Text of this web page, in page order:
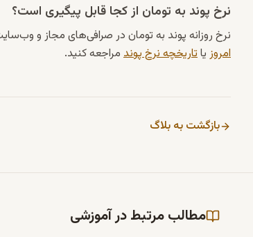
نرخ پوند به تومان از کجا قابل پیگیری است؟
نرخ روزانه پوند به تومان در صرافی‌های مجاز و
امروز یاتاریخچه نرخ پوند مراجعه کنید.
بازگشت به بلاگ
مطالب مرتبط در آموزشی